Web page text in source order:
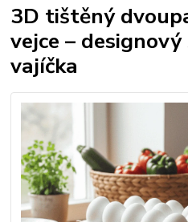
3D tištěný
vejce –
vajíčka